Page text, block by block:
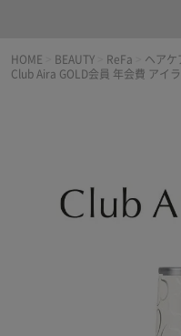
HOME BEAUTY ReFa ヘアケ
Club Aira GOLD会員 年会費 アイ